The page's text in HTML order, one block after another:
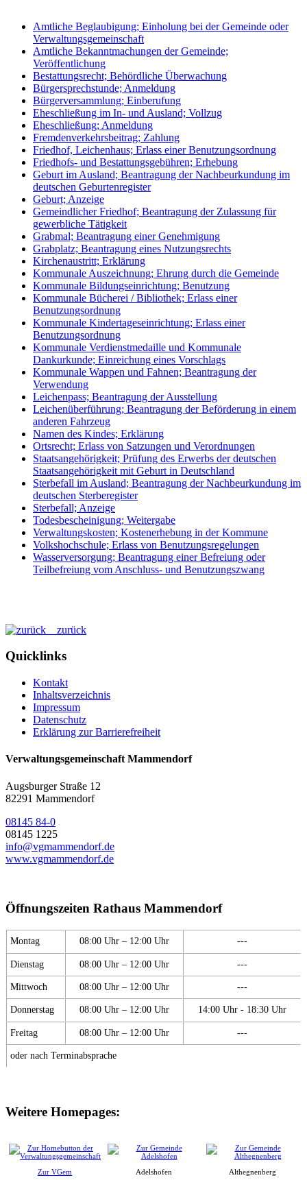
Amtliche Beglaubigung; Einholung bei der Gemeinde oder
Verwaltungsgemeinschaft
Amtliche Bekanntmachungen der Gemeinde;
Veröffentlichung
Bestattungsrecht; Behördliche Überwachung
Bürgersprechstunde; Anmeldung
Bürgerversammlung; Einberufung
Eheschließung im In- und Ausland; Vollzug
Eheschließung; Anmeldung
Fremdenverkehrsbeitrag; Zahlung
Friedhof, Leichenhaus; Erlass einer Benutzungsordnung
Friedhofs- und Bestattungsgebühren; Erhebung
Geburt im Ausland; Beantragung der Nachbeurkundung im
deutschen Geburtenregister
Geburt; Anzeige
Gemeindlicher Friedhof; Beantragung der Zulassung für
gewerbliche Tätigkeit
Grabmal; Beantragung einer Genehmigung
Grabplatz; Beantragung eines Nutzungsrechts
Kirchenaustritt; Erklärung
Kommunale Auszeichnung; Ehrung durch die Gemeinde
Kommunale Bildungseinrichtung; Benutzung
Kommunale Bücherei / Bibliothek; Erlass einer
Benutzungsordnung
Kommunale Kindertageseinrichtung; Erlass einer
Benutzungsordnung
Kommunale Verdienstmedaille und Kommunale
Dankurkunde; Einreichung eines Vorschlags
Kommunale Wappen und Fahnen; Beantragung der
Verwendung
Leichenpass; Beantragung der Ausstellung
Leichenüberführung; Beantragung der Beförderung in einem
anderen Fahrzeug
Namen des Kindes; Erklärung
Ortsrecht; Erlass von Satzungen und Verordnungen
Staatsangehörigkeit; Prüfung des Erwerbs der deutschen
Staatsangehörigkeit mit Geburt in Deutschland
Sterbefall im Ausland; Beantragung der Nachbeurkundung im
deutschen Sterberegister
Sterbefall; Anzeige
Todesbescheinigung; Weitergabe
Verwaltungskosten; Kostenerhebung in der Kommune
Volkshochschule; Erlass von Benutzungsregelungen
Wasserversorgung; Beantragung einer Befreiung oder
Teilbefreiung vom Anschluss- und Benutzungszwang
zurück
Quicklinks
Kontakt
Inhaltsverzeichnis
Impressum
Datenschutz
Erklärung zur Barrierefreiheit
Verwaltungsgemeinschaft Mammendorf
Augsburger Straße 12
82291 Mammendorf
08145 84-0
08145 1225
info@vgmammendorf.de
www.vgmammendorf.de
Öffnungszeiten Rathaus Mammendorf
Montag 08:00 Uhr – 12:00 Uhr ---
Dienstag 08:00 Uhr – 12:00 Uhr ---
Mittwoch 08:00 Uhr – 12:00 Uhr ---
Donnerstag 08:00 Uhr – 12:00 Uhr 14:00 Uhr - 18:30 Uhr
Freitag 08:00 Uhr – 12:00 Uhr ---
oder nach Terminabsprache
Weitere Homepages:
Zur VGem Adelshofen Althegnenberg